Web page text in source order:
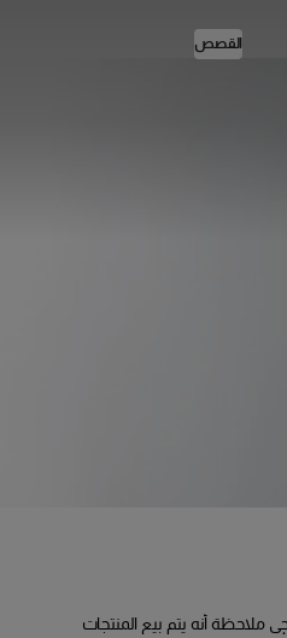
القصص
بخصم 50% على الأزياء. يُرجى ملاحظة أنه يتم بيع المنتجات